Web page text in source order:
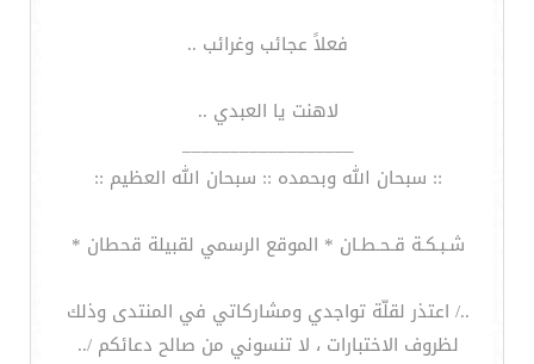
فعلاً عجائب وغرائب ..
لاهنت يا العبدي ..
__________________
:: سبحان الله وبحمده :: سبحان الله العظيم ::
شـبـكـة قـحـطـان * الموقع الرسمي لقبيلة قحطان *
../ اعتذر لقلّة تواجدي ومشاركاتي في المنتدى وذلك
لظروف الاختبارات ، لا تنسوني من صالح دعائكم /..